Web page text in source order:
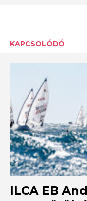
KAPCSOLÓDÓ
ILCA EB